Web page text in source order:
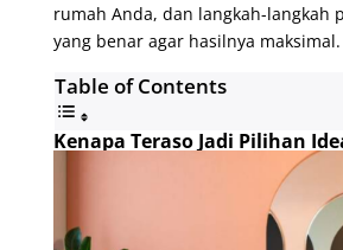
rumah Anda, dan langkah-langkah
yang benar agar hasilnya maksimal.
Table of Contents
Kenapa Teraso Jadi Pilihan